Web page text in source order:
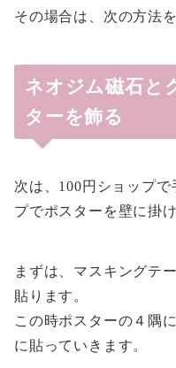
その場合は、次の方法
ネオジム磁石と
ターを飾る
次は、100円ショップ
プでポスターを壁に掛
まずは、マスキングテ
貼ります。
この時ポスターの４隅
に貼っていきます。